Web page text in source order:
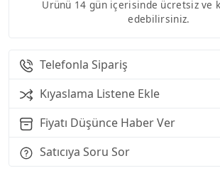
Ürünü 14 gün içerisinde ücretsiz ve
edebilirsiniz.
Telefonla Sipariş
Kıyaslama Listene Ekle
Fiyatı Düşünce Haber Ver
Satıcıya Soru Sor